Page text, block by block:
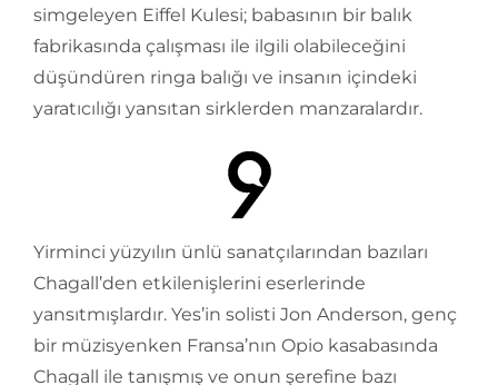
simgeleyen Eiffel Kulesi; babasının bir balık
fabrikasında çalışması ile ilgili olabileceğini
düşündüren ringa balığı ve insanın içindeki
yaratıcılığı yansıtan sirklerden manzaralardır.
Yirminci yüzyılın ünlü sanatçılarından bazıları
Chagall’den etkilenişlerini eserlerinde
yansıtmışlardır. Yes’in solisti Jon Anderson, genç
bir müzisyenken Fransa’nın Opio kasabasında
Chagall ile tanışmış ve onun şerefine bazı